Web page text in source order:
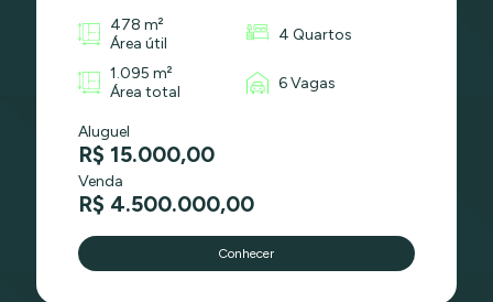
478 m²
Área útil
4 Quartos
1.095 m²
Área total
6 Vagas
Aluguel
R$ 15.000,00
Venda
R$ 4.500.000,00
Conhecer